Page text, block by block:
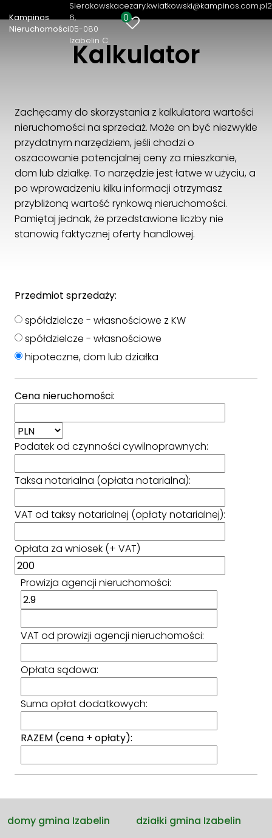
Kampinos
Nieruchomości
Sierakowska
6
05-080
Izabelin C
cezary.kwiatkowski@kampinos.com.pl
0
Kampinos Nieruchomości
Sierakowska 6
05-080 Izabelin C
Kalkulator
Zachęcamy do skorzystania z kalkulatora wartości
nieruchomości na sprzedaż. Może on być niezwykle
przydatnym narzędziem, jeśli chodzi o
oszacowanie potencjalnej ceny za mieszkanie,
dom lub działkę. To narzędzie jest łatwe w użyciu, a
po wprowadzeniu kilku informacji otrzymasz
przybliżoną wartość rynkową nieruchomości.
Pamiętaj jednak, że przedstawione liczby nie
stanowią faktycznej oferty handlowej.
Przedmiot sprzedaży:
spółdzielcze - własnościowe z KW
spółdzielcze - własnościowe
hipoteczne, dom lub działka
Cena nieruchomości:
Podatek od czynności cywilnoprawnych:
Taksa notarialna (opłata notarialna):
VAT od taksy notarialnej (opłaty notarialnej):
Opłata za wniosek (+ VAT)
Prowizja agencji nieruchomości:
VAT od prowizji agencji nieruchomości:
Opłata sądowa:
Suma opłat dodatkowych:
RAZEM (cena + opłaty):
domy gmina Izabelin
działki gmina Izabelin